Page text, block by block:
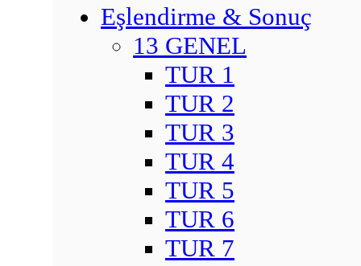
Eşlendirme & Sonuç
13 GENEL
TUR 1
TUR 2
TUR 3
TUR 4
TUR 5
TUR 6
TUR 7